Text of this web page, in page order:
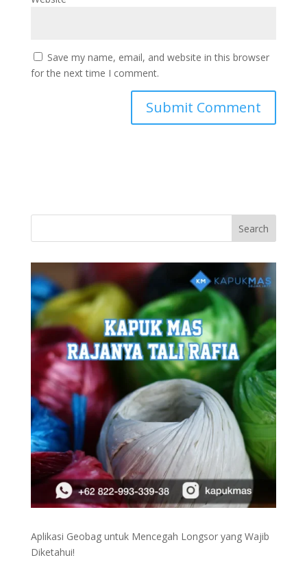
Save my name, email, and website in this browser
for the next time I comment.
Aplikasi Geobag untuk Mencegah Longsor yang Wajib
Diketahui!